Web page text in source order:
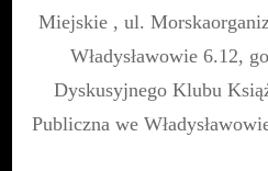
Miejskie , ul.
Władysławowie 6.12,
Dyskusyjnego Klubu
Publiczna we